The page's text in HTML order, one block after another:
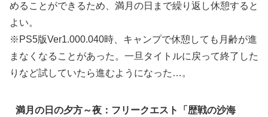
めることができるため、満月の日まで繰り返し休憩すると
よい。
※PS5版Ver1.000.040時、キャンプで休憩しても月齢が進
まなくなることがあった。一旦タイトルに戻って終了した
りなど試していたら進むようになった…。
満月の日の夕方～夜：フリークエスト「歴戦の沙海